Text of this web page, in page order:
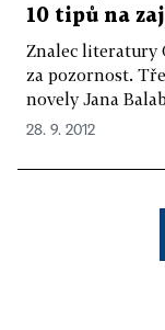
10 tipů na
Znalec literatury
za pozornost.
novely Jana
28. 9. 2012